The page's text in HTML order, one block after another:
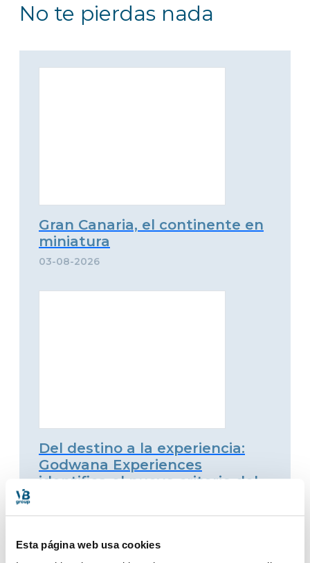
Esta página web usa cookies
No te pierdas nada
Gran Canaria, el continente en
miniatura
03-08-2026
Del destino a la experiencia:
Godwana Experiences
identifica el nuevo criterio del
23-07-2026